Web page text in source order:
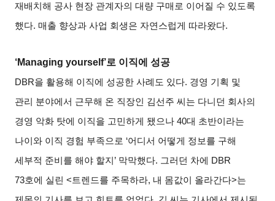
재배치해 공사 현장 관계자의 대량 구매로 이어질 수 있도록
했다.매출 향상과 사업 회생은 자연스럽게 따라왔다.
‘Managing yourself’로 이직에 성공
DBR을 활용해 이직에 성공한 사례도 있다. 경영 기획 및
관리 분야에서 근무해 온 직장인 김선주 씨는 다니던 회사의
경영 악화 탓에 이직을 고민하게 됐으나 40대 초반이라는
나이와 이직 경험 부족으로 ‘어디서 어떻게 정보를 구해
세부적 준비를 해야 할지 ’ 막막했다. 그러던 차에
DBR
73호에 실린 <트렌드를 주목하라, 내 몸값이 올라간다>는